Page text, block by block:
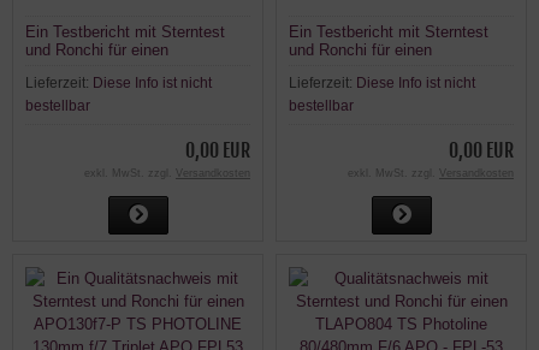
Ein Testbericht mit Sterntest
und Ronchi für einen
80mm f/4,4 - 6-element Flatfield
APO Teleskop:
Lieferzeit: Diese Info ist nicht
bestellbar
0,00 EUR
exkl. MwSt. zzgl. Versandkosten
Ein Testbericht mit Sterntest
und Ronchi für einen
102mm 1300mm Maksutov
Cass. optischer Tubus
Lieferzeit: Diese Info ist nicht
bestellbar
0,00 EUR
exkl. MwSt. zzgl. Versandkosten